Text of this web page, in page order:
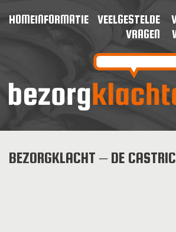
HOMEINFORMATIE
VEELGESTELDE
VRAGEN
BEZORGKLACHT – DE